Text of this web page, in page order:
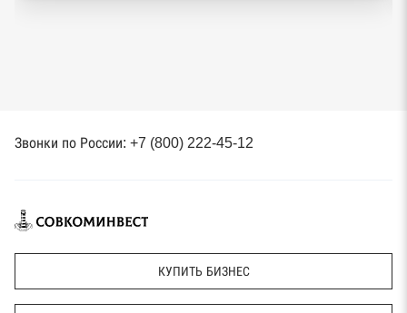
Звонки по России: +7 (800) 222-45-12
КУПИТЬ БИЗНЕС